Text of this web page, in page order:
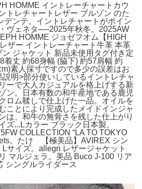
HOMME イントレーチャートカウ
トレチャートレザー ブルゾン のた
デンテ。イントレチャートがポイン
ヴェネタ──2025年秋冬。2025AW
HOMME ジョゼフオム【HIGH
ザー イントレーチャート牛革 本革
ジャケット 新品未使用タグ付き定
着丈 約68身幅 (脇下) 約57肩幅 約
素人採寸ですので多少の誤差はお
明>部分使いしているイントレチャ
ーで大人カジュアルを格上げする新
ン。日本有数の和牛産地である鹿児
ロム鞣しで仕上げた一品。オイルを
ことにより完成したメイドインジャ
は、和牛の無骨さを残した仕上がり
ズ...Lカラー ブラック日本製。
COLLECTION “LA TO TOKYO
。たけ 【極美品】AVIREX シン
サイズ。allegri レザージャケット
マルジェラ。美品 Buco J-100 リア
シングルライダース